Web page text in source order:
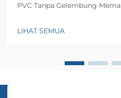
PVC Tanpa Gelembung
sempurna tanpa gelembung
LIHAT SEMUA